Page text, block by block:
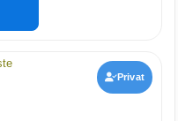
Privat